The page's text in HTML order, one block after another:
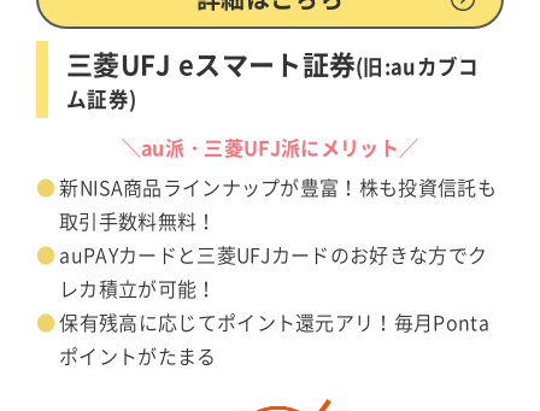
三菱UFJ eスマート証券(旧:auカブコ
ム証券)
＼au派・三菱UFJ派にメリット／
新NISA商品ラインナップが豊富！株も投資信託も
取引手数料無料！
auPAYカードと三菱UFJカードのお好きな方でク
レカ積立が可能！
保有残高に応じてポイント還元アリ！毎月Ponta
ポイントがたまる